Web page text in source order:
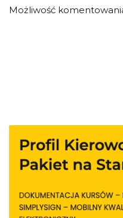
Możliwość